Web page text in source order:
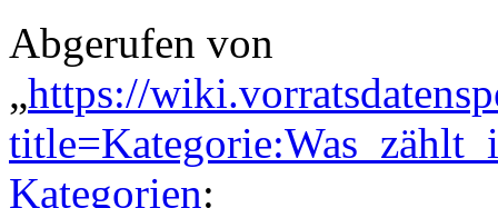
Abgerufen von
„https://
Kategorien: